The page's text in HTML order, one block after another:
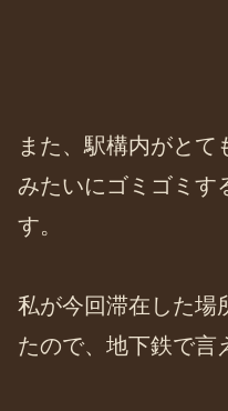
また、駅構内がとて
みたいにゴミゴミす
す。
私が今回滞在した場
たので、地下鉄で言